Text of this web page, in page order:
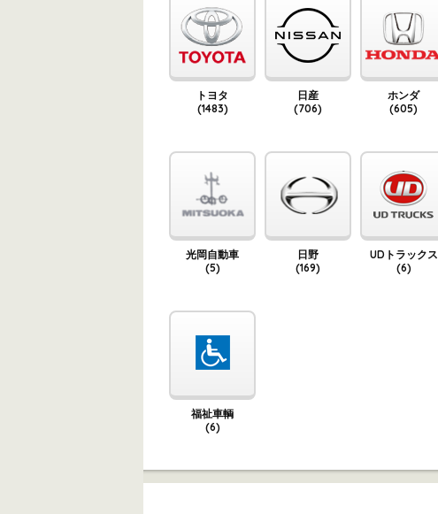
トヨタ
(1483)
日産
(706)
ホンダ
(605)
光岡自動車
(5)
日野
(169)
UDトラックス
(6)
福祉車輌
(6)